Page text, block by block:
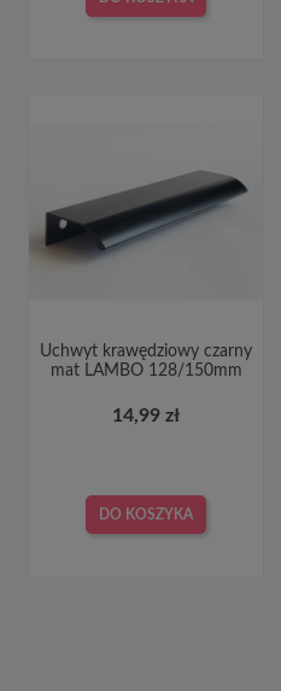
Uchwyt krawędziowy czarny
mat LAMBO 128/150mm
14,99 zł
DO KOSZYKA